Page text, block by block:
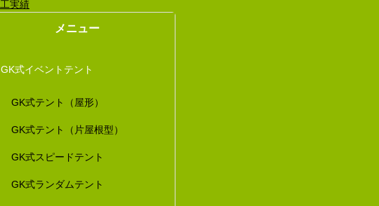
メニュー
GK式イベントテント
GK式テント（屋形）
GK式テント（片屋根型）
GK式スピードテント
GK式ランダムテント